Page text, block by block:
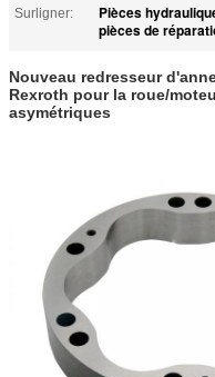
Surligner:
Pièces
pièces de
Nouveau redresseur
Rexroth pour la roue/
asymétriques